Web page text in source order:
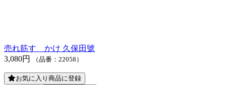
売れ筋すゞかけ 久保田號
3,080円
（品番：22058）
お気に入り商品に登録